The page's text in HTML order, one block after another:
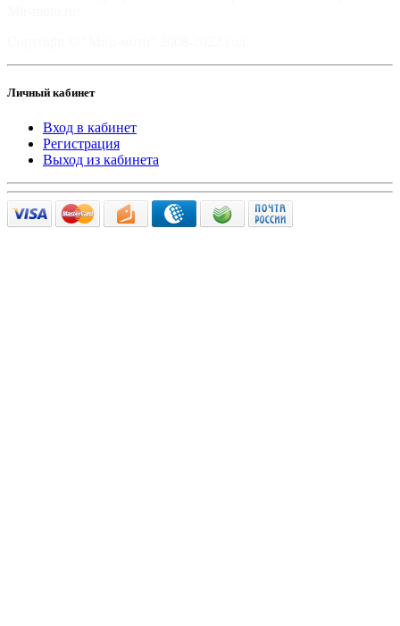
Личный кабинет
Вход в кабинет
Регистрация
Выход из кабинета